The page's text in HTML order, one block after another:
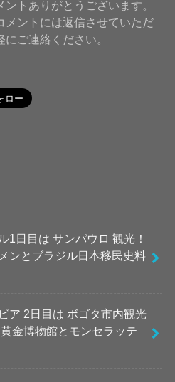
トありがとうございます。
メントには返信させていただ
ご連絡ください。
1日目は サンパウロ 観光！
ンとブラジル日本移民史料
ア 2日目は ボゴタ市内観光
金博物館とモンセラッテ